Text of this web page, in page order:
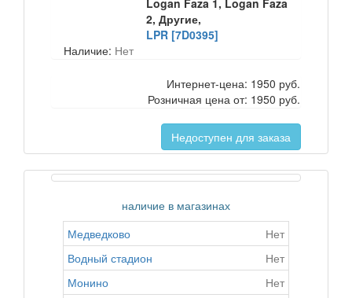
Logan Faza 1, Logan Faza
2, Другие,
LPR [7D0395]
Наличие: Нет
Интернет-цена: 1950 руб.
Розничная цена от: 1950 руб.
Недоступен для заказа
наличие в магазинах
Медведково
Нет
Водный стадион
Нет
Монино
Нет